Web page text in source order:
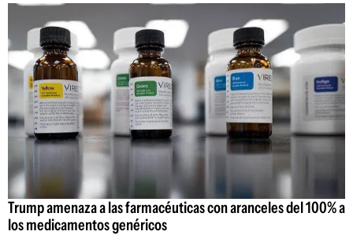
Trump amenaza a las farmacéuticas con aranceles del 100% a
los medicamentos genéricos